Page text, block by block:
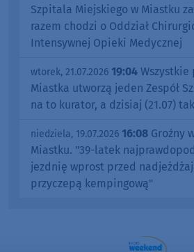
Szpitala Miejskiego w Miastku
razem chodzi o Oddział
Intensywnej Opieki Medycznej
wtorek, 21.07.2026 19:04 Wszystkie
Miastka utworzą jeden Zespół
na to kurator, a dzisiaj (21.07)
niedziela, 19.07.2026 16:08 Groźny
Miastku. "39-latek
jezdnię wprost przed
przyczepą kempingową"